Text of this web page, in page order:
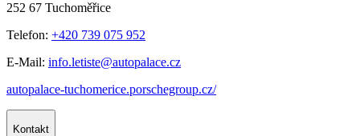
252 67 Tuchoměřice
Telefon: +420 739 075 952
E-Mail: info.letiste@autopalace.cz
autopalace-tuchomerice.porschegroup.cz/
Kontakt